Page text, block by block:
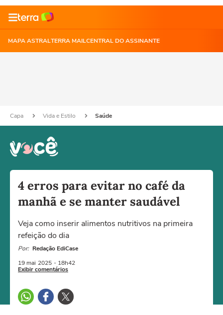
MAPA ASTRALTERRA MAILCENTRAL DO ASSINANTE
Capa Vida e Estilo Saúde
4 erros para evitar no café da
manhã e se manter saudável
Veja como inserir alimentos nutritivos na primeira
refeição do dia
Por: Redação EdiCase
19 mai 2025 - 18h42
Exibir comentários